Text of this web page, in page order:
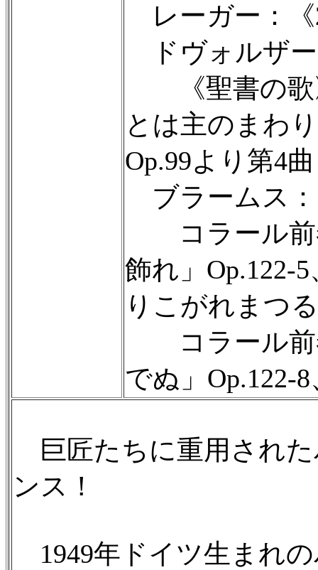
レーガー：《
ドヴォルザ
《聖書の歌
とは主のまわ
Op.99より第4
ブラームス：
コラール前
飾れ」Op.122-
りこがれまつ
コラール前
でぬ」Op.122-
巨匠たちに重用され
ンス！
1949年ドイツ生まれ